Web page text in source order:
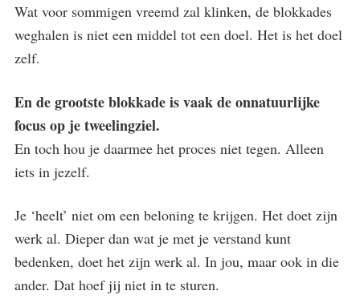
Wat voor sommigen vreemd zal klinken, de blokkades
weghalen is niet een middel tot een doel. Het is het doel
zelf.
En de grootste blokkade is vaak de onnatuurlijke
focus op je tweelingziel.
En toch hou je daarmee het proces niet tegen. Alleen
iets in jezelf.
Je ‘heelt’ niet om een beloning te krijgen. Het doet zijn
werk al. Dieper dan wat je met je verstand kunt
bedenken, doet het zijn werk al. In jou, maar ook in die
ander. Dat hoef jij niet in te sturen.